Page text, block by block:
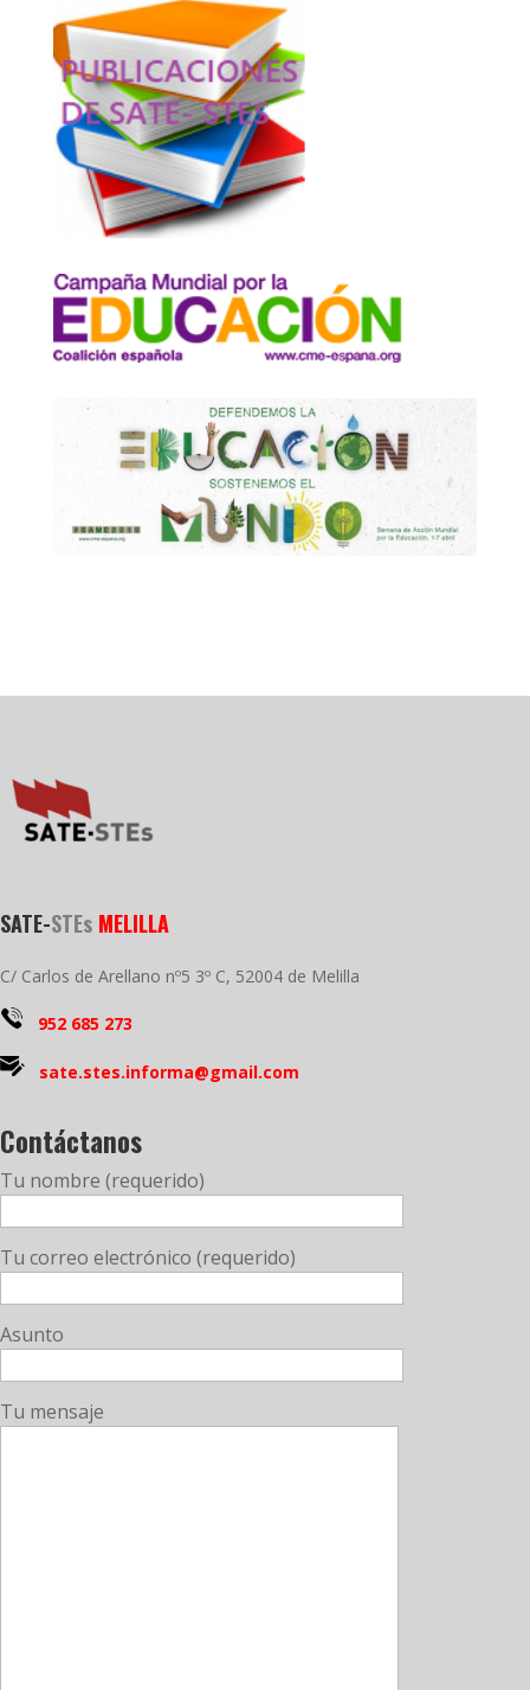
SATE-STEs MELILLA
C/ Carlos de Arellano nº5 3º C, 52004 de Melilla
952 685 273
sate.stes.informa@gmail.com
Contáctanos
Tu nombre (requerido)
Tu correo electrónico (requerido)
Asunto
Tu mensaje